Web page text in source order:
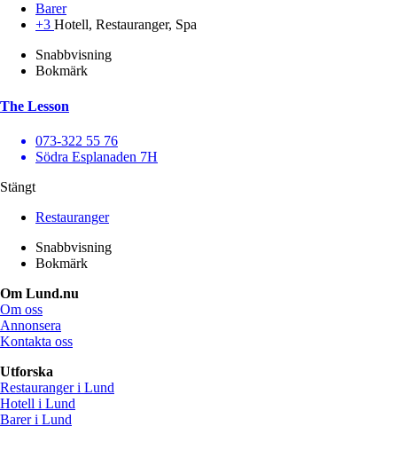
Barer
+3 Hotell, Restauranger, Spa
Snabbvisning
Bokmärk
The Lesson
073-322 55 76
Södra Esplanaden 7H
Stängt
Restauranger
Snabbvisning
Bokmärk
Om Lund.nu
Om oss
Annonsera
Kontakta oss
Utforska
Restauranger i Lund
Hotell i Lund
Barer i Lund